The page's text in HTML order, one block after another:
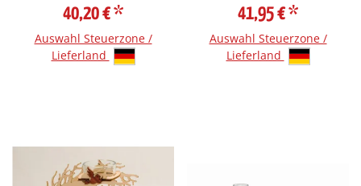
40,20 €*
Auswahl Steuerzone /
Lieferland
41,95 €*
Auswahl Steuerzone /
Lieferland